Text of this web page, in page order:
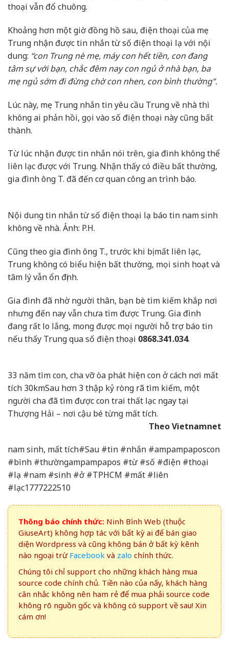
thoại vẫn đổ chuông.
Khoảng hơn một giờ đồng hồ sau, điện thoại của mẹ
Trung nhận được tin nhắn từ số điện thoại lạ với nội
dung: “con Trung nè mẹ, máy con hết tiền, con đang
tâm sự với bạn, chắc đêm nay con ngủ ở nhà bạn, ba
mẹ ngủ sớm đi đừng chờ con nhen, con bình thường”.
Lúc này, mẹ Trung nhắn tin yêu cầu Trung về nhà thì
không ai phản hồi, gọi vào số điện thoại này cũng bất
thành.
Từ lúc nhận được tin nhắn nói trên, gia đình không thể
liên lạc được với Trung. Nhận thấy có điều bất thường,
gia đình ông T. đã đến cơ quan công an trình báo.
Nội dung tin nhắn từ số điện thoại lạ báo tin nam sinh
không về nhà. Ảnh: P.H.
Cũng theo gia đình ông T., trước khi bị mất liên lạc,
Trung không có biểu hiện bất thường, mọi sinh hoạt và
tâm lý vẫn ổn định.
Gia đình đã nhờ người thân, bạn bè tìm kiếm khắp nơi
nhưng đến nay vẫn chưa tìm được Trung. Gia đình
đang rất lo lắng, mong được mọi người hỗ trợ báo tin
nếu thấy Trung qua số điện thoại 0868.341.034.
33 năm tìm con, cha vỡ òa phát hiện con ở cách nơi mất
tích 30kmSau hơn 3 thập kỷ ròng rã tìm kiếm, một
người cha đã tìm được con trai thất lạc ngay tại
Thượng Hải – nơi cậu bé từng mất tích.
Theo Vietnamnet
nam sinh, mất tích#Sau #tin #nhắn #ampampaposcon
#bình #thườngampampapos #từ #số #điện #thoại
#lạ #nam #sinh #ở #TPHCM #mất #liên
#lạc1777222510
Thông báo chính thức: Ninh Bình Web (thuộc
GiuseArt) không hợp tác với bất kỳ ai để bán giao
diện Wordpress và cũng không bán ở bất kỳ kênh
nào ngoại trừ Facebook và zalo chính thức.
Chúng tôi chỉ support cho những khách hàng mua
source code chính chủ. Tiền nào của nấy, khách hàng
cân nhắc không nên ham rẻ để mua phải source code
không rõ nguồn gốc và không có support về sau! Xin
cám ơn!